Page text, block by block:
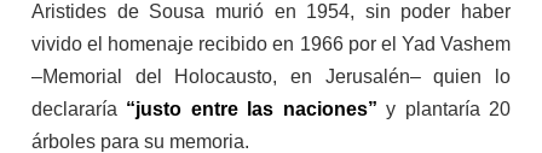
Aristides de Sousa murió en 1954, sin poder haber
vivido el homenaje recibido en 1966 por el Yad Vashem
–Memorial del Holocausto, en Jerusalén– quien lo
declararía “justo entre las naciones” y plantaría 20
árboles para su memoria.